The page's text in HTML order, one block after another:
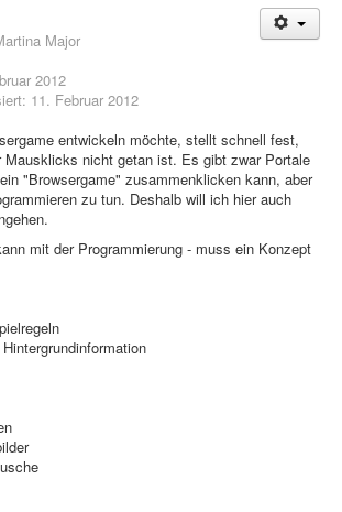
+
Major
2012
11. Februar 2012
entwickeln möchte, stellt schnell fest,
nicht getan ist. Es gibt zwar Portale
"Browsergame" zusammenklicken kann, aber
zu tun. Deshalb will ich hier auch
mit der Programmierung - muss ein Konzept